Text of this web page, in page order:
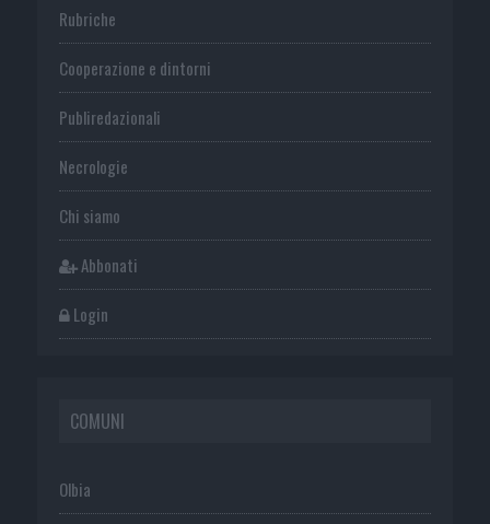
Rubriche
Cooperazione e dintorni
Publiredazionali
Necrologie
Chi siamo
Abbonati
Login
COMUNI
Olbia